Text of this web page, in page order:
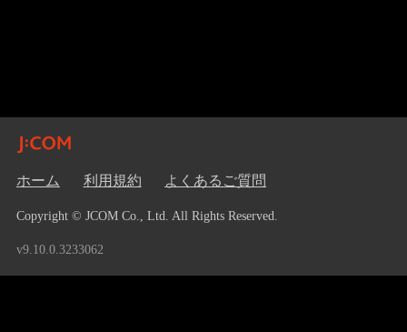
ホーム 利用規約 よくあるご質問
Copyright © JCOM Co., Ltd. All Rights Reserved.
v9.10.0.3233062